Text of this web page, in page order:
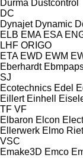
Durma Dustcontrol
DC
Dynajet Dynamic
ELB EMA ESA
LHF ORIGO
ETA EWD EWM
Eberhardt
SJ
Ecotechnics Edel
Eillert Einhell
TF VF
Elbaron Elcon
Ellerwerk Elmo
VSC
Emake3D Emco